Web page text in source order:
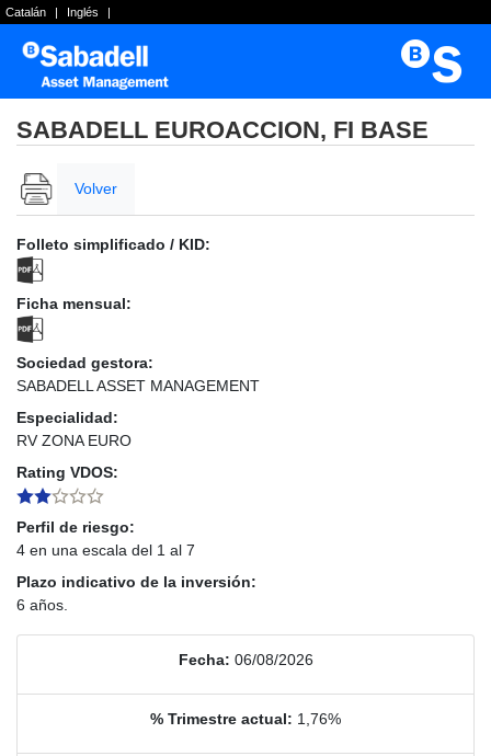
Catalán | Inglés |
SABADELL EUROACCION, FI BASE
Volver
Folleto simplificado / KID:
Ficha mensual:
Sociedad gestora:
SABADELL ASSET MANAGEMENT
Especialidad:
RV ZONA EURO
Rating VDOS:
Perfil de riesgo:
4 en una escala del 1 al 7
Plazo indicativo de la inversión:
6 años.
Fecha: 06/08/2026
% Trimestre actual: 1,76%